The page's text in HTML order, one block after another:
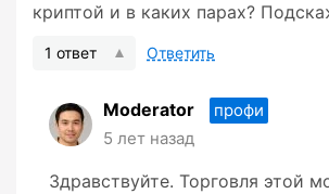
криптой и в каких парах?
1 ответ Ответить
Moderator
профи
5 лет назад
Здравствуйте. Торговля этой